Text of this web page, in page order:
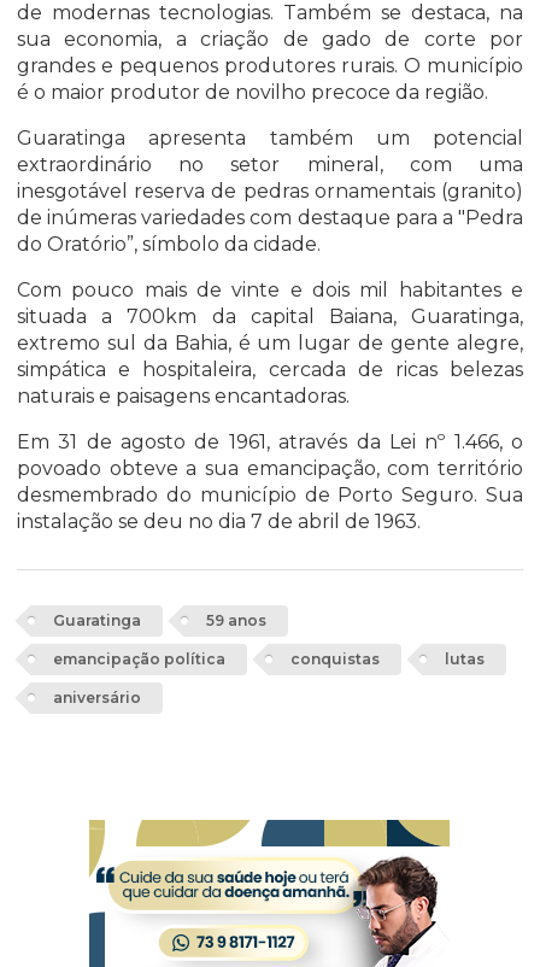
de modernas tecnologias. Também se destaca, na
sua economia, a criação de gado de corte por
grandes e pequenos produtores rurais. O município
é o maior produtor de novilho precoce da região.
Guaratinga apresenta também um potencial
extraordinário no setor mineral, com uma
inesgotável reserva de pedras ornamentais (granito)
de inúmeras variedades com destaque para a "Pedra
do Oratório”, símbolo da cidade.
Com pouco mais de vinte e dois mil habitantes e
situada a 700km da capital Baiana, Guaratinga,
extremo sul da Bahia, é um lugar de gente alegre,
simpática e hospitaleira, cercada de ricas belezas
naturais e paisagens encantadoras.
Em 31 de agosto de 1961, através da Lei nº 1.466, o
povoado obteve a sua emancipação, com território
desmembrado do município de Porto Seguro. Sua
instalação se deu no dia 7 de abril de 1963.
Guaratinga 59 anos
emancipação política conquistas lutas
aniversário